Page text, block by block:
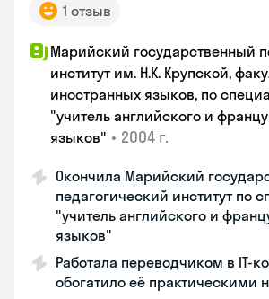
1 отзыв
Марийский государственный
институт им. Н.К. Крупской,
иностранных языков, по
"учитель английского и
языков" • 2004 г.
Окончила Марийский
педагогический институт по
"учитель английского и
языков"
Работала переводчиком в IT-
обогатило её практическими